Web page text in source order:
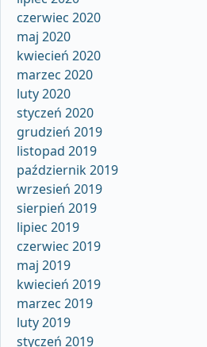
czerwiec 2020
maj 2020
kwiecień 2020
marzec 2020
luty 2020
styczeń 2020
grudzień 2019
listopad 2019
październik 2019
wrzesień 2019
sierpień 2019
lipiec 2019
czerwiec 2019
maj 2019
kwiecień 2019
marzec 2019
luty 2019
styczeń 2019